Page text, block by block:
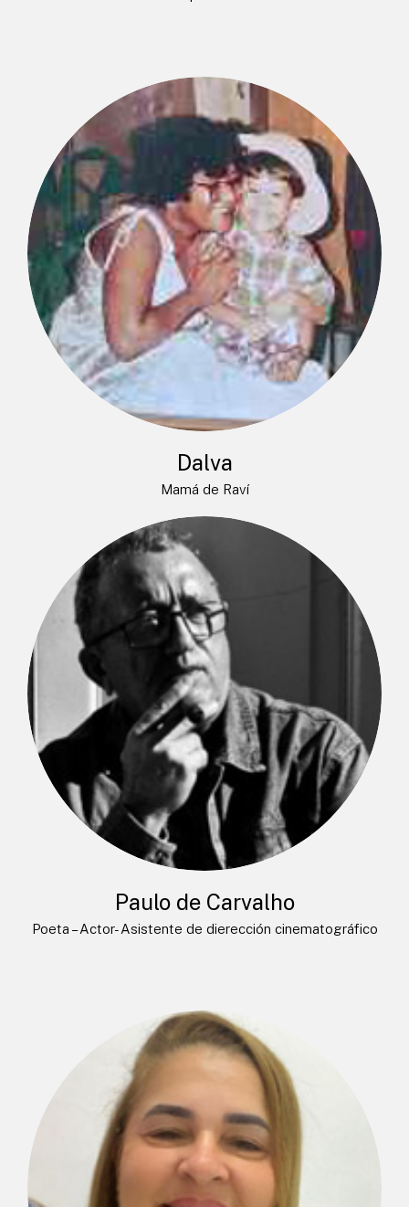
Dalva
Mamá de Raví
Paulo de Carvalho
Poeta – Actor- Asistente de dierección cinematográfico